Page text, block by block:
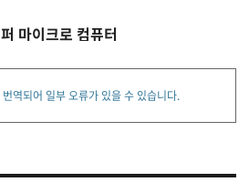
마이크로 컴퓨터
역되어 일부 오류가 있을 수 있습니다.